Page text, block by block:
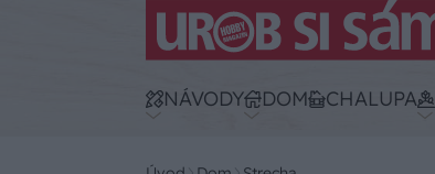
NÁVODY DOM CHALUPA